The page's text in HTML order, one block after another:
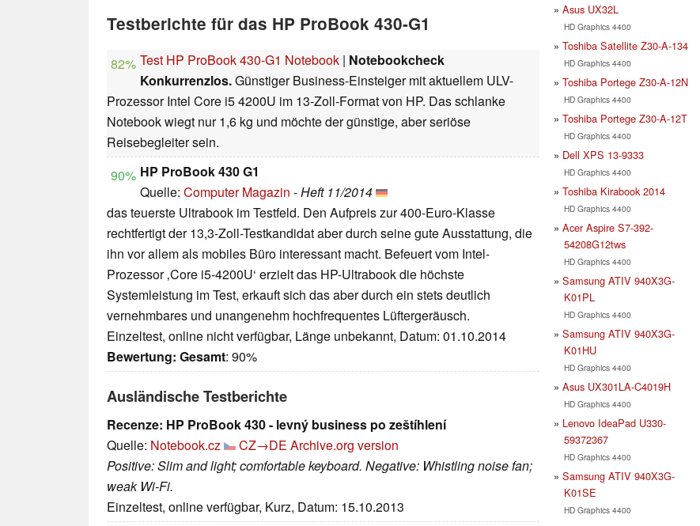
Testberichte für das HP ProBook 430-G1
82% Test HP ProBook 430-G1 Notebook | Notebookcheck
Konkurrenzlos.Günstiger Business-Einsteiger mit aktuellem ULV-
Prozessor Intel Core i5 4200U im 13-Zoll-Format von HP. Das schlanke
Notebook wiegt nur 1,6 kg und möchte der günstige, aber seriöse
Reisebegleiter sein.
90% HP ProBook 430 G1
Quelle: Computer Magazin -Heft 11/2014
das teuerste Ultrabook im Testfeld. Den Aufpreis zur 400-Euro-Klasse
rechtfertigt der 13,3-Zoll-Testkandidat aber durch seine gute Ausstattung, die
ihn vor allem als mobiles Büro interessant macht. Befeuert vom Intel-
Prozessor ‚Core i5-4200U‘ erzielt das HP-Ultrabook die höchste
Systemleistung im Test, erkauft sich das aber durch ein stets deutlich
vernehmbares und unangenehm hochfrequentes Lüftergeräusch.
Einzeltest, online nicht verfügbar, Länge unbekannt, Datum: 01.10.2014
Bewertung: Gesamt: 90%
Ausländische Testberichte
Recenze: HP ProBook 430 - levný business po zeštíhlení
Quelle: Notebook.cz CZ→DE Archive.org version
Positive: Slim and light; comfortable keyboard. Negative: Whistling noise fan;
weak Wi-Fi.
Einzeltest, online verfügbar, Kurz, Datum: 15.10.2013
Asus UX32L
HD Graphics 4400
Toshiba Satellite Z30-A-134
HD Graphics 4400
Toshiba Portege Z30-A-12N
HD Graphics 4400
Toshiba Portege Z30-A-12T
HD Graphics 4400
Dell XPS 13-9333
HD Graphics 4400
Toshiba Kirabook 2014
HD Graphics 4400
Acer Aspire S7-392-
54208G12tws
HD Graphics 4400
Samsung ATIV 940X3G-
K01PL
HD Graphics 4400
Samsung ATIV 940X3G-
K01HU
HD Graphics 4400
Asus UX301LA-C4019H
HD Graphics 4400
Lenovo IdeaPad U330-
59372367
HD Graphics 4400
Samsung ATIV 940X3G-
K01SE
HD Graphics 4400